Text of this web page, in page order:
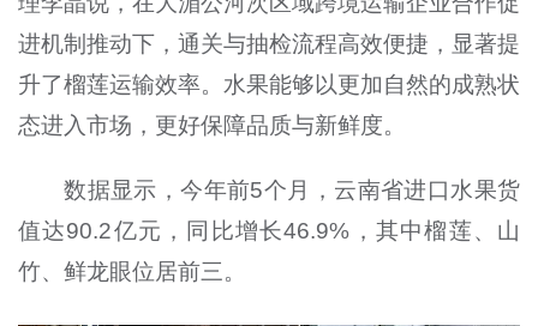
进机制推动下，通关与抽检流程高效便捷，显著提
升了榴莲运输效率。水果能够以更加自然的成熟状
态进入市场，更好保障品质与新鲜度。
数据显示，今年前5个月，云南省进口水果货
值达90.2亿元，同比增长46.9%，其中榴莲、山
竹、鲜龙眼位居前三。